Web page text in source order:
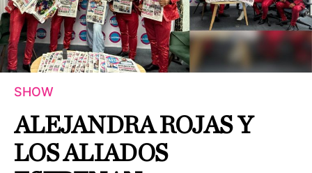
SHOW
ALEJANDRA ROJAS Y
LOS ALIADOS